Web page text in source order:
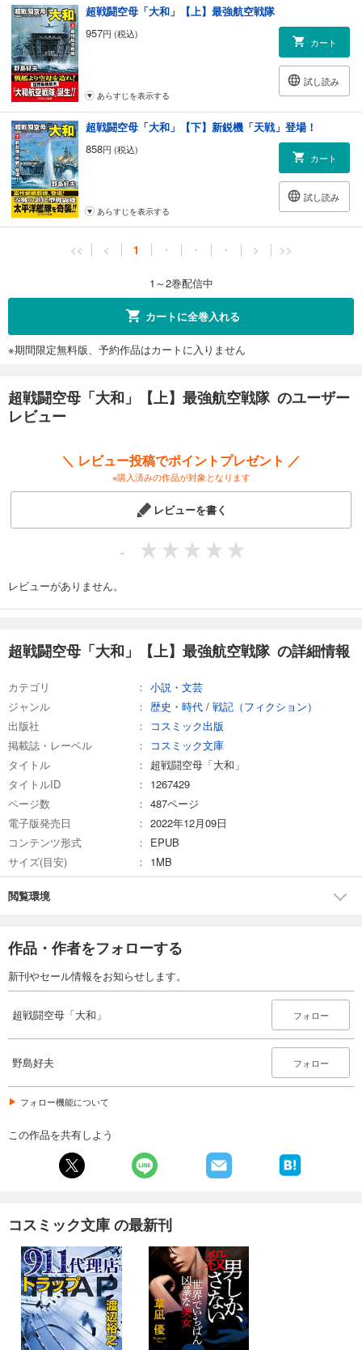
超戦闘空母「大和」【上】最強航空戦隊
957円 (税込)
カート
試し読み
あらすじを表示する
超戦闘空母「大和」【下】新鋭機「天戦」登場！
858円 (税込)
カート
試し読み
あらすじを表示する
<< < 1 ・ ・ ・ > >>
1～2巻配信中
カートに全巻入れる
※期間限定無料版、予約作品はカートに入りません
超戦闘空母「大和」【上】最強航空戦隊 のユーザー
レビュー
＼ レビュー投稿でポイントプレゼント ／
※購入済みの作品が対象となります
レビューを書く
-
レビューがありません。
超戦闘空母「大和」【上】最強航空戦隊 の詳細情報
カテゴリ
小説・文芸
ジャンル
歴史・時代 / 戦記（フィクション）
出版社
コスミック出版
掲載誌・レーベル
コスミック文庫
タイトル
超戦闘空母「大和」
タイトルID
1267429
ページ数
487ページ
電子版発売日
2022年12月09日
コンテンツ形式
EPUB
サイズ(目安)
1MB
閲覧環境
作品・作者をフォローする
新刊やセール情報をお知らせします。
超戦闘空母「大和」 フォロー
野島好夫 フォロー
フォロー機能について
この作品を共有しよう
コスミック文庫 の最新刊